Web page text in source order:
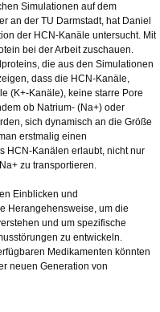
Simulationen auf dem
an der TU Darmstadt, hat Daniel
der HCN-Kanäle untersucht. Mit
bei der Arbeit zuschauen.
die aus den Simulationen
dass die HCN-Kanäle,
(K+-Kanäle), keine starre Pore
ob Natrium- (Na+) oder
sich dynamisch an die Größe
erstmalig einen
HCN-Kanälen erlaubt, nicht nur
zu transportieren.
Einblicken und
Herangehensweise, um die
und um spezifische
zu entwickeln.
Medikamenten könnten
neuen Generation von